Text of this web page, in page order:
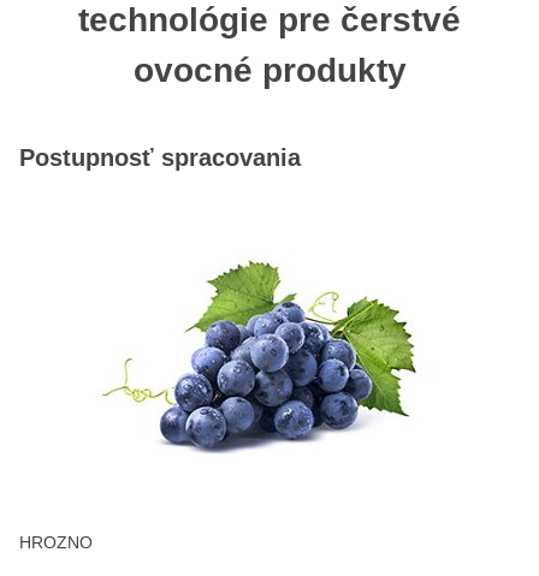
technológie pre čerstvé
ovocné produkty
Postupnosť spracovania
HROZNO